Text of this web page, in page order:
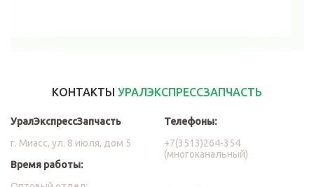
КОНТАКТЫ УРАЛЭКСПРЕССЗАПЧАСТЬ
УралЭкспрессЗапчасть
г. Миасс, ул. 8 июля, дом 5
Время работы:
Телефоны:
+7(3513)264-354
(многоканальный)